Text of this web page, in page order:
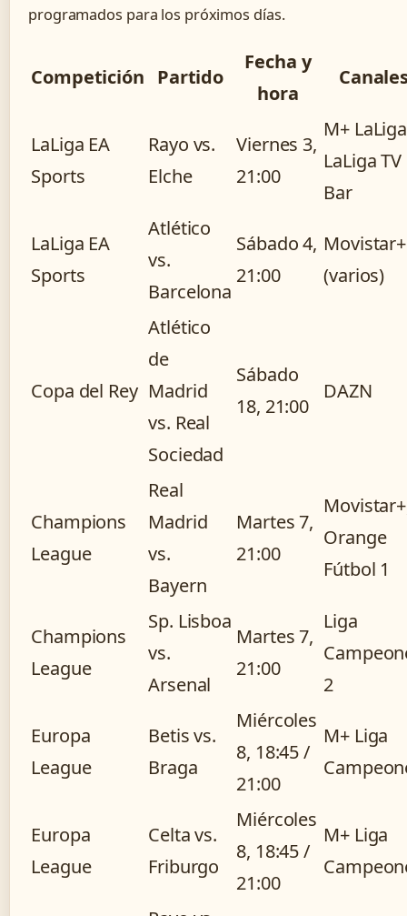
programados para los próximos días.
Competición Partido
Fecha y
hora
LaLiga EA
Sports
Rayo vs.
Elche
Viernes 3,
21:00
M+
LaLiga TV
Bar
LaLiga EA
Sports
Atlético
vs.
Barcelona
Sábado 4,
21:00
Movistar+
(varios)
Copa del Rey
Atlético
de
Madrid
vs. Real
Sociedad
Sábado
18, 21:00
DAZN
Champions
League
Real
Madrid
vs.
Bayern
Martes 7,
21:00
Orange
Fútbol 1
Champions
League
Sp. Lisboa
vs.
Arsenal
Martes 7,
21:00
Liga
2
Europa
League
Betis vs.
Braga
Miércoles
8, 18:45 /
21:00
M+ Liga
Europa
League
Celta vs.
Friburgo
Miércoles
8, 18:45 /
21:00
M+ Liga